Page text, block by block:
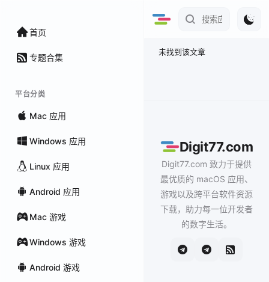
首页
专题合集
平台分类
Mac 应用
Windows 应用
Linux 应用
Android 应用
Mac 游戏
Windows 游戏
Android 游戏
未找到该文章
Digit77.com
Digit77.com 致力于提供
最优质的 macOS 应用、
游戏以及跨平台软件资源
下载，助力每一位开发者
的数字生活。